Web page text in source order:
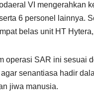
VI mengerahkan
6 personel lainnya.
belas unit HT
operasi SAR ini sesuai
senantiasa hadir
jiwa manusia.